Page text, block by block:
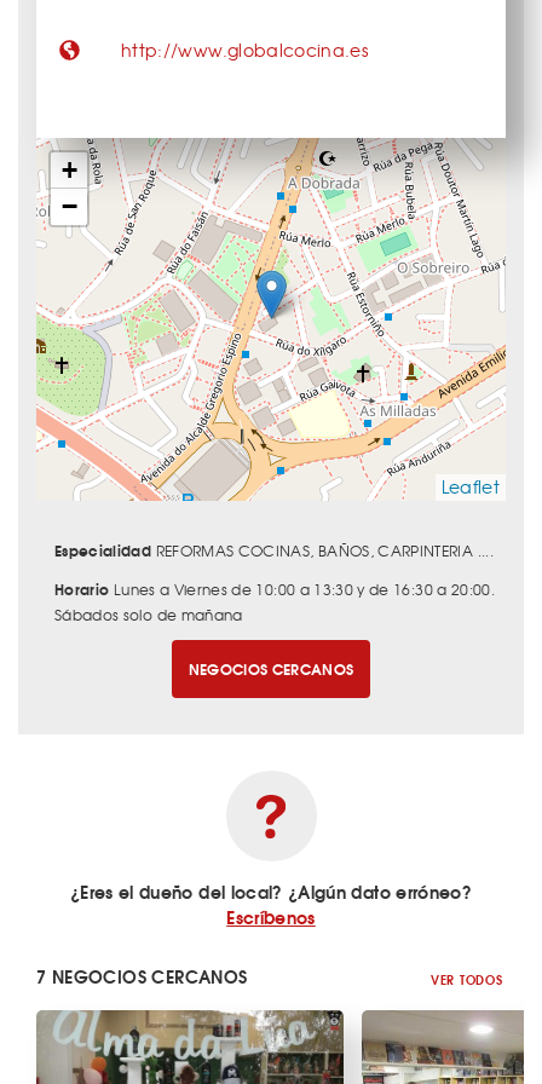
+
−
Leaflet
http://www.globalcocina.es
Especialidad REFORMAS COCINAS, BAÑOS, CARPINTERIA ....
Horario Lunes a Viernes de 10:00 a 13:30 y de 16:30 a 20:00.
Sábados solo de mañana
NEGOCIOS CERCANOS
¿Eres el dueño del local? ¿Algún dato erróneo?
Escríbenos
7 NEGOCIOS CERCANOS VER TODOS